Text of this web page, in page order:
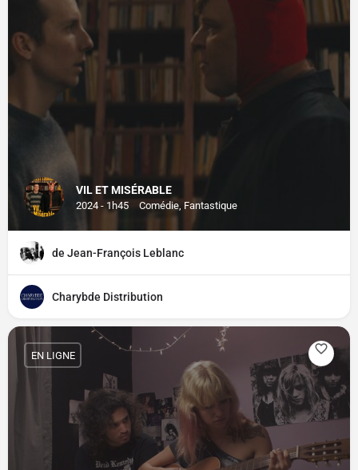
VIL ET MISÉRABLE
2024 - 1h45 Comédie, Fantastique
de Jean-François Leblanc
Charybde Distribution
EN LIGNE